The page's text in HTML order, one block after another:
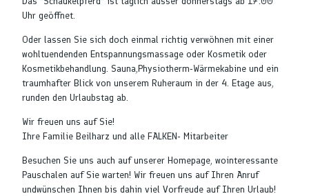
Uhr geöffnet.
Oder lassen Sie sich doch einmal richtig verwöhnen mit einer
wohltuendenden Entspannungsmassage oder Kosmetik oder
Kosmetikbehandlung. Sauna,Physiotherm-Wärmekabine und ein
traumhafter Blick von unserem Ruheraum in der 4. Etage aus,
runden den Urlaubstag ab.
Wir freuen uns auf Sie!
Ihre Familie Beilharz und alle FALKEN- Mitarbeiter
Besuchen Sie uns auch auf unserer Homepage, wointeressante
Pauschalen auf Sie warten! Wir freuen uns auf Ihren Anruf
undwünschen Ihnen bis dahin viel Vorfreude auf Ihren Urlaub!